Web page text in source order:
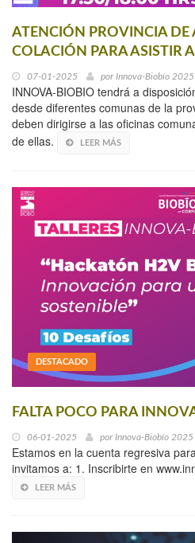
ATENCIÓN PROVINCIA DE
COLACIÓN PARA ASISTIR
07-01-2025 por Innova-Biobío 2025
INNOVA-BIOBIO tendrá a
desde diferentes comunas de la
deben dirigirse a las oficinas
de ellas.
LEER MÁS
DESTACADO
FALTA POCO PARA
06-01-2025 por Innova-Biobío 2025
Estamos en la cuenta regresiva
invitamos a: 1. Inscribirte en
LEER MÁS